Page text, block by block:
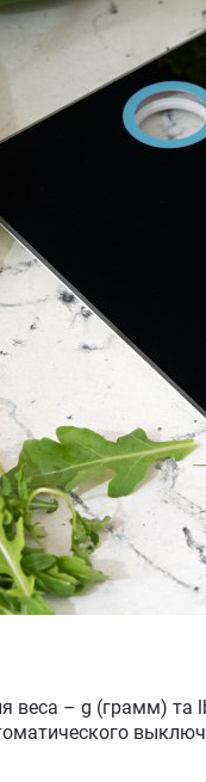
веса – g (грамм) та